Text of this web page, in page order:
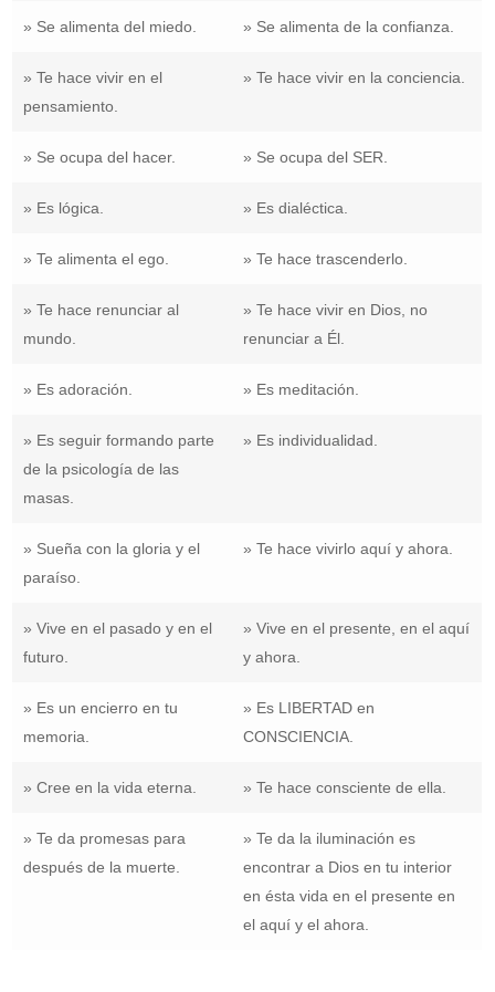
» Se alimenta del miedo. » Se alimenta de la confianza.
» Te hace vivir en el
pensamiento.
» Te hace vivir en la conciencia.
» Se ocupa del hacer. » Se ocupa del SER.
» Es lógica. » Es dialéctica.
» Te alimenta el ego. » Te hace trascenderlo.
» Te hace renunciar al
mundo.
» Te hace vivir en Dios, no
renunciar a Él.
» Es adoración. » Es meditación.
» Es seguir formando parte
de la psicología de las
masas.
» Es individualidad.
» Sueña con la gloria y el
paraíso.
» Te hace vivirlo aquí y ahora.
» Vive en el pasado y en el
futuro.
» Vive en el presente, en el aquí
y ahora.
» Es un encierro en tu
memoria.
» Es LIBERTAD en
CONSCIENCIA.
» Cree en la vida eterna. » Te hace consciente de ella.
» Te da promesas para
después de la muerte.
» Te da la iluminación es
encontrar a Dios en tu interior
en ésta vida en el presente en
el aquí y el ahora.